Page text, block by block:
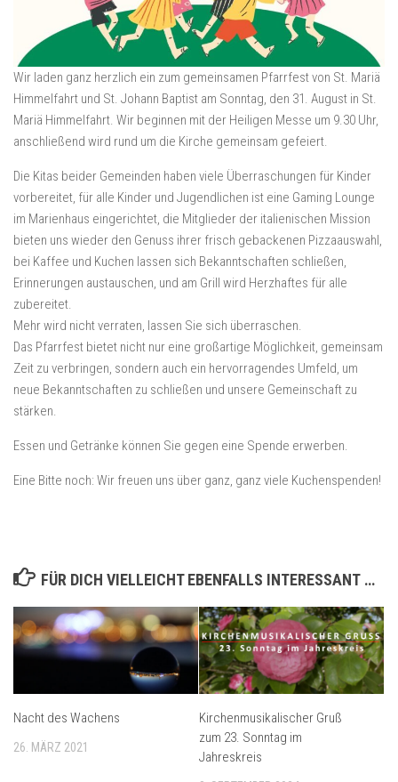
Wir laden ganz herzlich ein zum gemeinsamen Pfarrfest von St. Mariä
Himmelfahrt und St. Johann Baptist am Sonntag, den 31. August in St.
Mariä Himmelfahrt. Wir beginnen mit der Heiligen Messe um 9.30 Uhr,
anschließend wird rund um die Kirche gemeinsam gefeiert.
Die Kitas beider Gemeinden haben viele Überraschungen für Kinder
vorbereitet, für alle Kinder und Jugendlichen ist eine Gaming Lounge
im Marienhaus eingerichtet, die Mitglieder der italienischen Mission
bieten uns wieder den Genuss ihrer frisch gebackenen Pizzaauswahl,
bei Kaffee und Kuchen lassen sich Bekanntschaften schließen,
Erinnerungen austauschen, und am Grill wird Herzhaftes für alle
zubereitet.
Mehr wird nicht verraten, lassen Sie sich überraschen.
Das Pfarrfest bietet nicht nur eine großartige Möglichkeit, gemeinsam
Zeit zu verbringen, sondern auch ein hervorragendes Umfeld, um
neue Bekanntschaften zu schließen und unsere Gemeinschaft zu
stärken.
Essen und Getränke können Sie gegen eine Spende erwerben.
Eine Bitte noch: Wir freuen uns über ganz, ganz viele Kuchenspenden!
FÜR DICH VIELLEICHT EBENFALLS INTERESSANT …
Nacht des Wachens
26. MÄRZ 2021
Kirchenmusikalischer Gruß
zum 23. Sonntag im
Jahreskreis